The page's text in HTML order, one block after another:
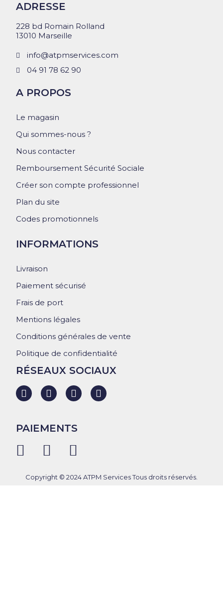
ADRESSE
228 bd Romain Rolland
13010 Marseille
info@atpmservices.com
04 91 78 62 90
A PROPOS
Le magasin
Qui sommes-nous ?
Nous contacter
Remboursement Sécurité Sociale
Créer son compte professionnel
Plan du site
Codes promotionnels
INFORMATIONS
Livraison
Paiement sécurisé
Frais de port
Mentions légales
Conditions générales de vente
Politique de confidentialité
RÉSEAUX SOCIAUX
PAIEMENTS
Copyright © 2024 ATPM Services Tous droits réservés.